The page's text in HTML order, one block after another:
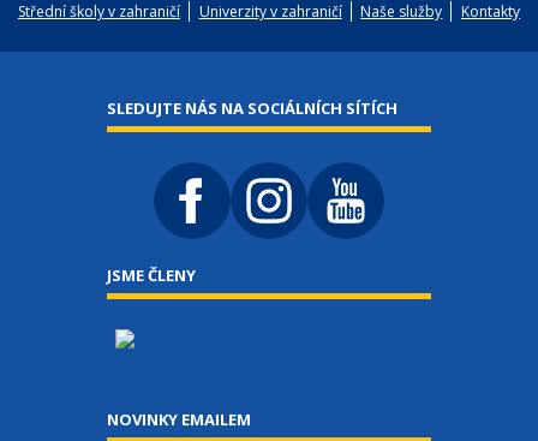
Střední školy v zahraničí
Univerzity v zahraničí Naše služby Kontakty
SLEDUJTE NÁS NA SOCIÁLNÍCH SÍTÍCH
JSME ČLENY
NOVINKY EMAILEM